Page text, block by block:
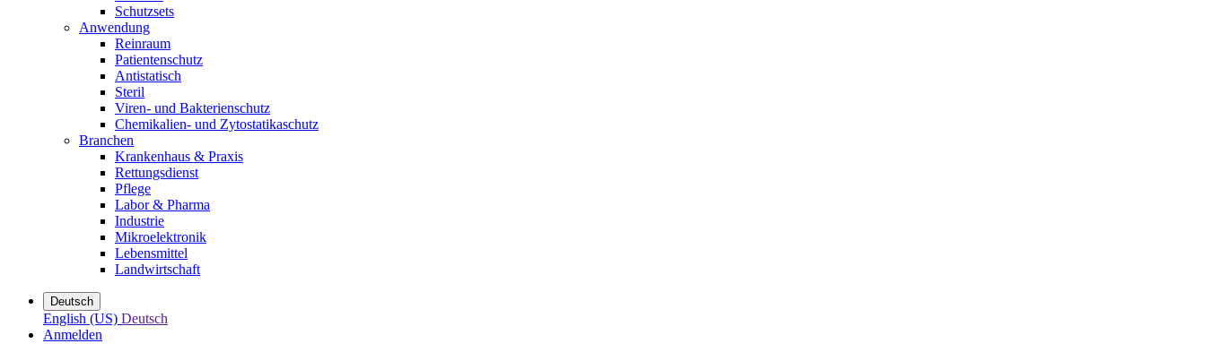
Schutzsets
Anwendung
Reinraum
Patientenschutz
Antistatisch
Steril
Viren- und Bakterienschutz
Chemikalien- und Zytostatikaschutz
Branchen
Krankenhaus & Praxis
Rettungsdienst
Pflege
Labor & Pharma
Industrie
Mikroelektronik
Lebensmittel
Landwirtschaft
Deutsch
English (US) Deutsch
Anmelden